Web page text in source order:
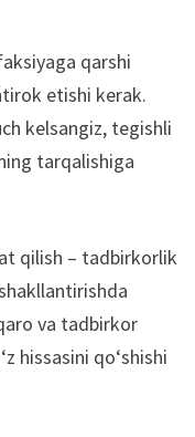
qarshi
etishi kerak.
kelsangiz, tegishli
tarqalishiga
qilish – tadbirkorlik
va tadbirkor
hissasini qo‘shishi